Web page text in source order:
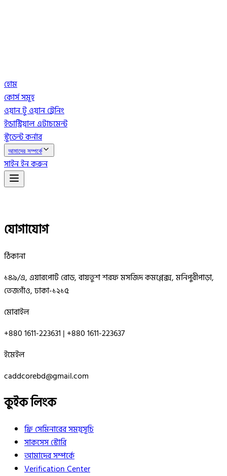
হোম
কোর্স সমূহ
ওয়ান টু ওয়ান ট্রেনিং
ইন্ডাস্ট্রিয়াল এটাচমেন্ট
স্টুডেন্ট কর্নার
আমাদের সম্পর্কে
সাইন ইন করুন
যোগাযোগ
ঠিকানা
১৪৯/এ, এয়ারপোর্ট রোড, বায়তুশ শরফ মসজিদ কমপ্লেক্স, মনিপুরীপাড়া,
তেজগাঁও, ঢাকা-১২১৫
মোবাইল
+880 1611-223631 | +880 1611-223637
ইমেইল
caddcorebd@gmail.com
কুইক লিংক
ফ্রি সেমিনারের সময়সূচি
সাকসেস স্টোরি
আমাদের সম্পর্কে
Verification Center